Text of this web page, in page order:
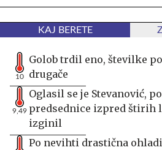
KAJ BERETE
10
Golob trdil eno, številke
drugače
9,49
Oglasil se je Stevanović,
predsednice izpred štirih
izginil
Po nevihti drastična